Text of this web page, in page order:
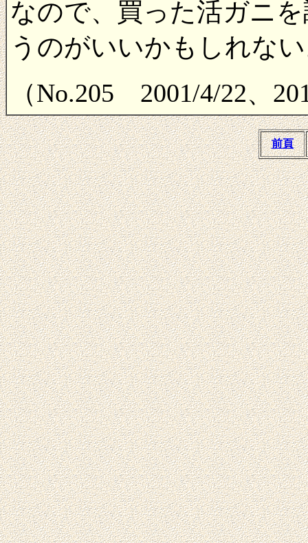
なので、買った活ガニ
うのがいいかもしれな
（No.205 2001/4/22、
前頁